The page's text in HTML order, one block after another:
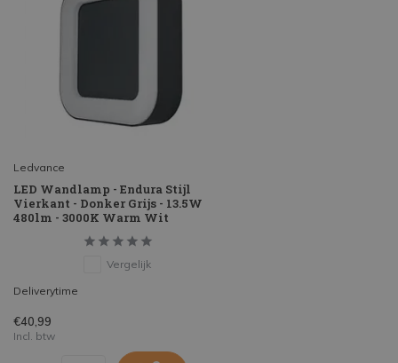
Ledvance
LED Wandlamp - Endura Stijl
Vierkant - Donker Grijs - 13.5W
480lm - 3000K Warm Wit
Vergelijk
Deliverytime
€40,99
Incl. btw